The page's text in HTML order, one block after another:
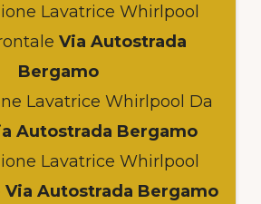
Lavatrice Whirlpool
Via Autostrada
Bergamo
Lavatrice Whirlpool Da
Autostrada Bergamo
Lavatrice Whirlpool
Via Autostrada Bergamo